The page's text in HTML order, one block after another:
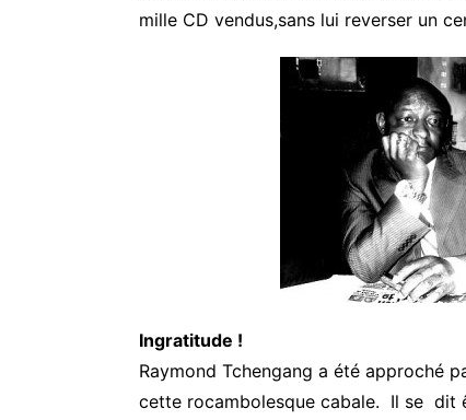
mille CD vendus,sans lui reverser un
Ingratitude !
Raymond Tchengang a été approché
cette rocambolesque cabale. Il se dit